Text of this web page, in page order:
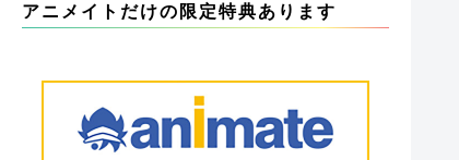
アニメイトだけの限定特典あります